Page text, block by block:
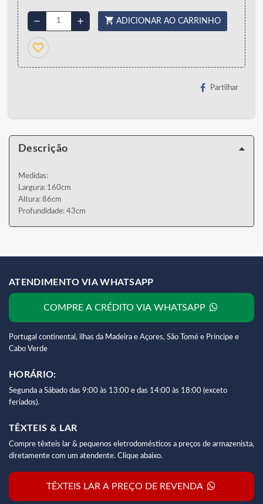
remove add shopping_cart ADICIONAR AO CARRINHO
favorite_border
Partilhar
Descrição
Medidas:
Largura: 160cm
Altura: 86cm
Profundidade: 43cm
ATENDIMENTO VIA WHATSAPP
COMPRE A CRÉDITO VIA WHATSAPP
Portugal continental, ilhas da Madeira e Açores, São Tomé e Príncipe e
Cabo Verde
HORÁRIO:
Segunda a Sábado das 9:00 às 13:00 e das 14:00 às 18:00 (exceto
feriados).
TÊXTEIS & LAR
Compre têxteis lar & pequenos eletrodomésticos a preços de armazenista,
diretamente com um atendente. Clique abaixo.
TÊXTEIS LAR A PREÇO DE REVENDA